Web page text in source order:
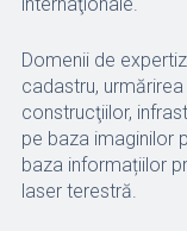
Domenii de
cadastru,
construcţiilor,
pe baza imaginilor
baza informațiilor
laser terestră.